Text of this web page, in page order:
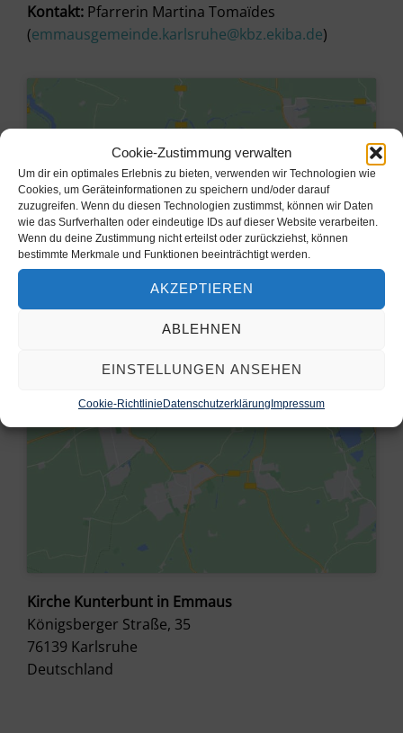
Cookie-Zustimmung verwalten
Um dir ein optimales Erlebnis zu bieten, verwenden wir Technologien wie
Cookies, um Geräteinformationen zu speichern und/oder darauf
zuzugreifen. Wenn du diesen Technologien zustimmst, können wir Daten
wie das Surfverhalten oder eindeutige IDs auf dieser Website verarbeiten.
Wenn du deine Zustimmung nicht erteilst oder zurückziehst, können
bestimmte Merkmale und Funktionen beeinträchtigt werden.
AKZEPTIEREN
ABLEHNEN
EINSTELLUNGEN ANSEHEN
Cookie-RichtlinieDatenschutzerklärungImpressum
Kontakt: Pfarrerin Martina Tomaïdes
(emmausgemeinde.karlsruhe@kbz.ekiba.de)
zu akzeptieren und diesen Inhalt zu
Kirche Kunterbunt in Emmaus
Königsberger Straße, 35
76139 Karlsruhe
Deutschland